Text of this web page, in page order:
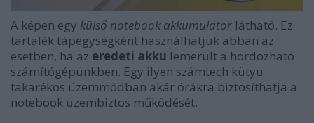
A képen egy külső notebook akkumulátor látható. Ez
tartalék tápegységként használhatjuk abban az
esetben, ha az eredeti akku lemerült a hordozható
számítógépünkben. Egy ilyen számtech kütyü
takarékos üzemmódban akár órákra biztosíthatja a
notebook üzembiztos működését.